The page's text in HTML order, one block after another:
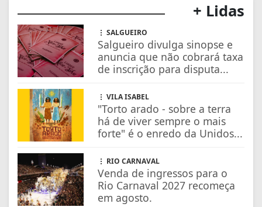
+ Lidas
SALGUEIRO
Salgueiro divulga sinopse e
anuncia que não cobrará taxa
de inscrição para disputa...
VILA ISABEL
"Torto arado - sobre a terra
há de viver sempre o mais
forte" é o enredo da Unidos...
RIO CARNAVAL
Venda de ingressos para o
Rio Carnaval 2027 recomeça
em agosto.